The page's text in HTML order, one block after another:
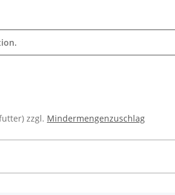
zzgl. Mindermengenzuschlag